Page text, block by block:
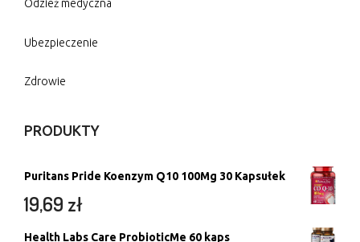
Odzież medyczna
Ubezpieczenie
Zdrowie
PRODUKTY
Puritans Pride Koenzym Q10 100Mg 30 Kapsułek
19,69 zł
Health Labs Care ProbioticMe 60 kaps